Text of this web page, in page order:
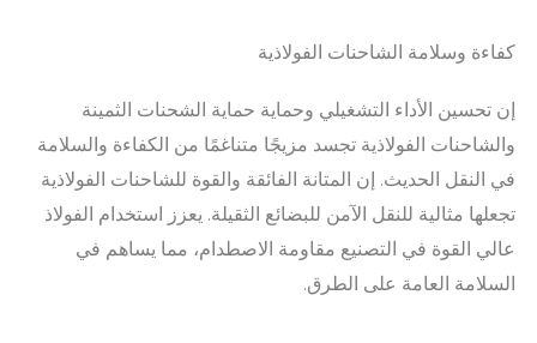
كفاءة وسلامة الشاحنات الفولاذية
إن تحسين الأداء التشغيلي وحماية حماية الشحنات الثمينة
والشاحنات الفولاذية تجسد مزيجًا متناغمًا من الكفاءة والسلامة
في النقل الحديث. إن المتانة الفائقة والقوة للشاحنات الفولاذية
تجعلها مثالية للنقل الآمن للبضائع الثقيلة. يعزز استخدام الفولاذ
عالي القوة في التصنيع مقاومة الاصطدام، مما يساهم في
السلامة العامة على الطرق.